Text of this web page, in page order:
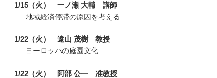
1/15（火） 一ノ瀬 大輔 講師
地域経済停滞の原因を考える
1/22（火） 遠山 茂樹 教授
ヨーロッパの庭園文化
1/22（火） 阿部 公一 准教授